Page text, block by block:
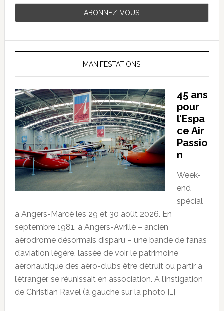
MANIFESTATIONS
45 ans
pour
l’Espa
ce Air
Passio
n
Week-
end
spécial
à Angers-Marcé les 29 et 30 août 2026. En
septembre 1981, à Angers-Avrillé – ancien
aérodrome désormais disparu – une bande de fanas
d’aviation légère, lassée de voir le patrimoine
aéronautique des aéro-clubs être détruit ou partir à
l’étranger, se réunissait en association. A l’instigation
de Christian Ravel (à gauche sur la photo […]